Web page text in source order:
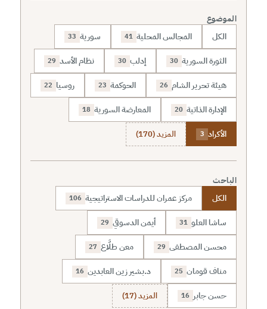
الموضوع
الكل المجالس المحلية 41 سورية 33
الثورة السورية 30 إدلب 30 نظام الأسد 29
هيئة تحرير الشام 26 الحوكمة 23 روسيا 22
الإدارة الذاتية 20 المعارضة السورية 18
الأكراد 3 المزيد (170)
الباحث
الكل مركز عمران للدراسات الاستراتيجية 106
ساشا العلو 31 أيمن الدسوقي 29
محسن المصطفى 29 معن طلَّاع 27
مناف قومان 25 د.بشير زين العابدين 16
حسن جابر 16 المزيد (17)